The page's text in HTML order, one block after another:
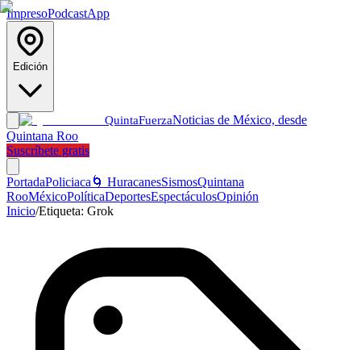
ImpresoPodcastApp
Edición
QuintaFuerzaNoticias de México, desde
Quintana Roo
Suscríbete gratis
PortadaPoliciaca 🌀 HuracanesSismosQuintana
RooMéxicoPolíticaDeportesEspectáculosOpinión
Inicio/Etiqueta: Grok